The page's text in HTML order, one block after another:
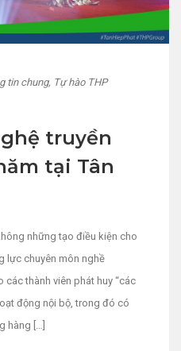
tin chung, Tự hào THP
truyền
tại Tân
những tạo điều kiện cho
lực chuyên môn nghề
thành viên phát huy “các
động nội bộ, trong đó có
hàng […]